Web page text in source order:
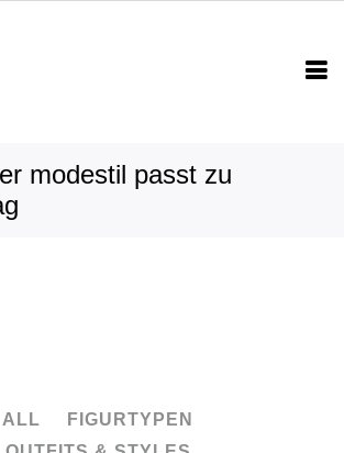
modestil passt zu
ALL
FIGURTYPEN